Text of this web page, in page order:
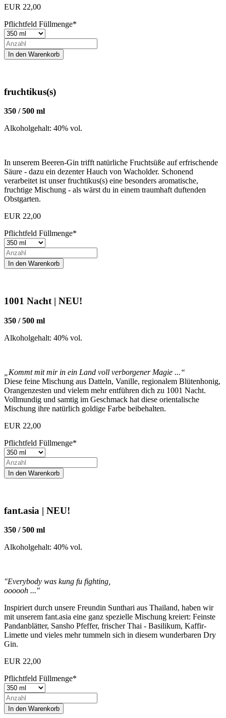
EUR 22,00
Pflichtfeld Füllmenge*
fruchtikus(s)
350 / 500 ml
Alkoholgehalt: 40% vol.
In unserem Beeren-Gin trifft natürliche Fruchtsüße auf erfrischende
Säure - dazu ein dezenter Hauch von Wacholder. Schonend
verarbeitet ist unser fruchtikus(s) eine besonders aromatische,
fruchtige Mischung - als wärst du in einem traumhaft duftenden
Obstgarten.
EUR 22,00
Pflichtfeld Füllmenge*
1001 Nacht | NEU!
350 / 500 ml
Alkoholgehalt: 40% vol.
„Kommt mit mir in ein Land voll verborgener Magie ...“
Diese feine Mischung aus Datteln, Vanille, regionalem Blütenhonig,
Orangenzesten und vielem mehr entführen dich zu 1001 Nacht.
Vollmundig und samtig im Geschmack hat diese orientalische
Mischung ihre natürlich goldige Farbe beibehalten.
EUR 22,00
Pflichtfeld Füllmenge*
fant.asia | NEU!
350 / 500 ml
Alkoholgehalt: 40% vol.
"Everybody was kung fu fighting,
oooooh ..."
Inspiriert durch unsere Freundin Sunthari aus Thailand, haben wir
mit unserem fant.asia eine ganz spezielle Mischung kreiert: Feinste
Pandanblätter, Sansho Pfeffer, frischer Thai - Basilikum, Kaffir-
Limette und vieles mehr tummeln sich in diesem wunderbaren Dry
Gin.
EUR 22,00
Pflichtfeld Füllmenge*